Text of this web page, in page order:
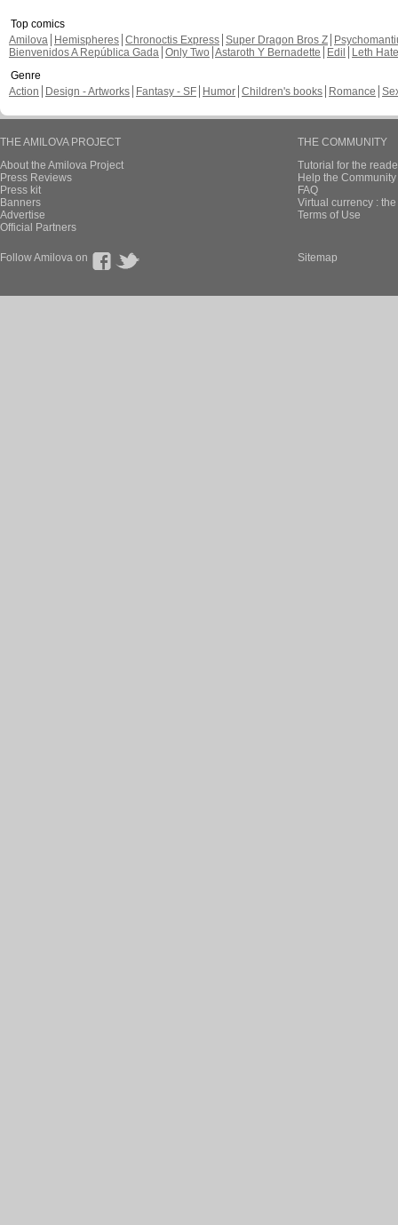
Top comics
Amilova
Hemispheres Chronoctis Express Super Dragon Bros Z
Bienvenidos A República Gada Only Two Astaroth Y Bernadette Edil
Leth Hate
Genre
Action
Design - Artworks Fantasy - SF Humor Children's books Romance
THE AMILOVA PROJECT
About the Amilova Project
Press Reviews
Press kit
Banners
Advertise
Official Partners
THE COMMUNITY
Tutorial for the
Help the
FAQ
Virtual currency :
Terms of Use
Follow Amilova on Sitemap